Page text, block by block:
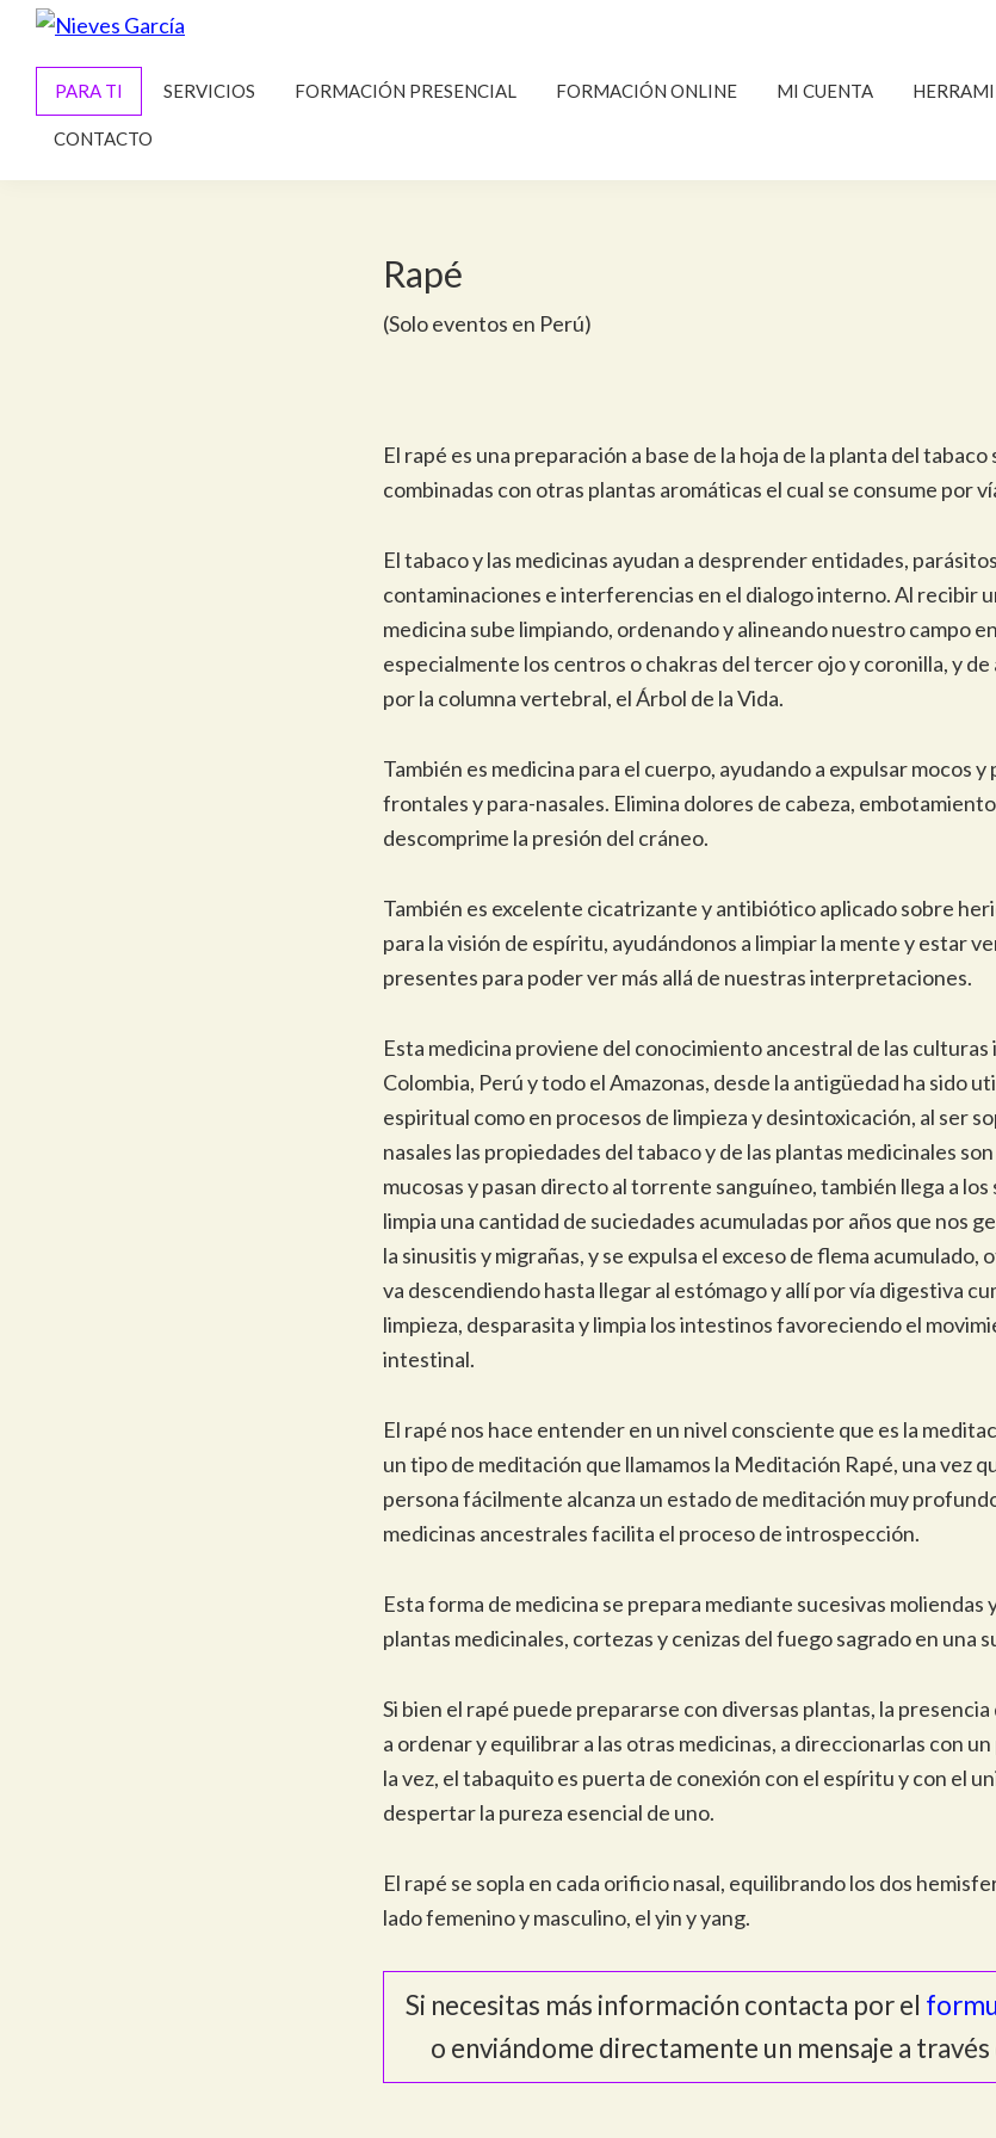
Saltar
navegación
Saltar
contenido
principal
García
tus
metas
PARA TI SERVICIOS FORMACIÓN PRESENCIAL FORMACIÓN ONLINE MI CUENTA
CONTACTO
Rapé
(Solo eventos en Perú)
El rapé es una preparación a base de la hoja de la planta del tabaco
combinadas con otras plantas aromáticas el cual se consume por
El tabaco y las medicinas ayudan a desprender entidades,
contaminaciones e interferencias en el dialogo interno. Al recibir
medicina sube limpiando, ordenando y alineando nuestro campo
especialmente los centros o chakras del tercer ojo y coronilla, y de
por la columna vertebral, el Árbol de la Vida.
También es medicina para el cuerpo, ayudando a expulsar mocos y
frontales y para-nasales. Elimina dolores de cabeza,
descomprime la presión del cráneo.
También es excelente cicatrizante y antibiótico aplicado sobre
para la visión de espíritu, ayudándonos a limpiar la mente y estar
presentes para poder ver más allá de nuestras interpretaciones.
Esta medicina proviene del conocimiento ancestral de las culturas
Colombia, Perú y todo el Amazonas, desde la antigüedad ha sido
espiritual como en procesos de limpieza y desintoxicación, al ser
nasales las propiedades del tabaco y de las plantas medicinales
mucosas y pasan directo al torrente sanguíneo, también llega a los
limpia una cantidad de suciedades acumuladas por años que nos
la sinusitis y migrañas, y se expulsa el exceso de flema acumulado,
va descendiendo hasta llegar al estómago y allí por vía digestiva
limpieza, desparasita y limpia los intestinos favoreciendo el
intestinal.
El rapé nos hace entender en un nivel consciente que es la
un tipo de meditación que llamamos la Meditación Rapé, una vez
persona fácilmente alcanza un estado de meditación muy
medicinas ancestrales facilita el proceso de introspección.
Esta forma de medicina se prepara mediante sucesivas moliendas
plantas medicinales, cortezas y cenizas del fuego sagrado en una
Si bien el rapé puede prepararse con diversas plantas, la
a ordenar y equilibrar a las otras medicinas, a direccionarlas con
la vez, el tabaquito es puerta de conexión con el espíritu y con el
despertar la pureza esencial de uno.
El rapé se sopla en cada orificio nasal, equilibrando los dos
lado femenino y masculino, el yin y yang.
Si necesitas más información contacta por el
o enviándome directamente un mensaje a través